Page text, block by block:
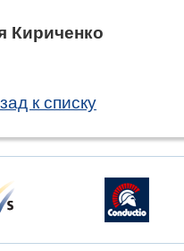
Кириченко
к списку